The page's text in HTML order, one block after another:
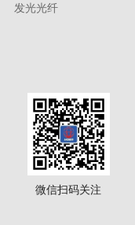
发光光纤
微信扫码关注